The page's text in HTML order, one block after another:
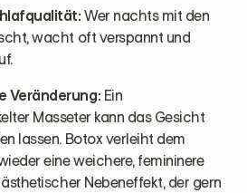
Wer nachts mit den
wacht oft verspannt und
Veränderung: Ein
Masseter kann das Gesicht
lassen. Botox verleiht dem
eine weichere, femininere
Nebeneffekt, der gern